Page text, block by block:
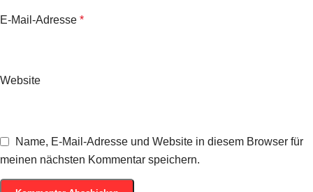
E-Mail-Adresse *
Website
Name, E-Mail-Adresse und Website in diesem Browser für
meinen nächsten Kommentar speichern.